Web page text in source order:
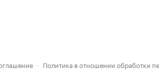
· Политика в отношении обработки